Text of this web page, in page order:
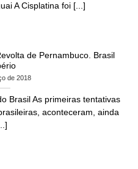
A Cisplatina foi [...]
de Pernambuco. Brasil
de 2018
Brasil As primeiras tentativas
aconteceram, ainda